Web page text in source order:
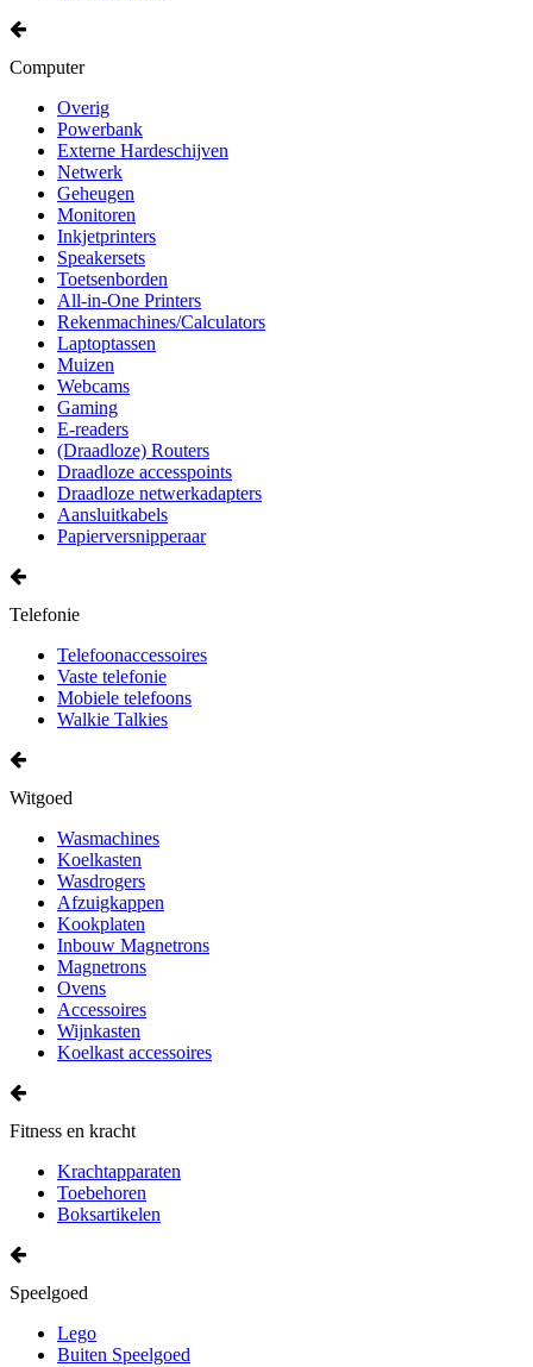
Computer
Overig
Powerbank
Externe Hardeschijven
Netwerk
Geheugen
Monitoren
Inkjetprinters
Speakersets
Toetsenborden
All-in-One Printers
Rekenmachines/Calculators
Laptoptassen
Muizen
Webcams
Gaming
E-readers
(Draadloze) Routers
Draadloze accesspoints
Draadloze netwerkadapters
Aansluitkabels
Papierversnipperaar
Telefonie
Telefoonaccessoires
Vaste telefonie
Mobiele telefoons
Walkie Talkies
Witgoed
Wasmachines
Koelkasten
Wasdrogers
Afzuigkappen
Kookplaten
Inbouw Magnetrons
Magnetrons
Ovens
Accessoires
Wijnkasten
Koelkast accessoires
Fitness en kracht
Krachtapparaten
Toebehoren
Boksartikelen
Speelgoed
Lego
Buiten Speelgoed